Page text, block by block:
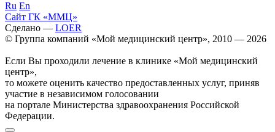
Ru En
Сайт ГК «ММЦ»
Сделано — LOER
© Группа компаний «Мой медицинский центр», 2010 — 2026
Если Вы проходили лечение в клинике «Мой медицинский
центр»,
то можете оценить качество предоставленных услуг, приняв
участие в независимом голосовании
на портале Министерства здравоохранения Российской
Федерации.